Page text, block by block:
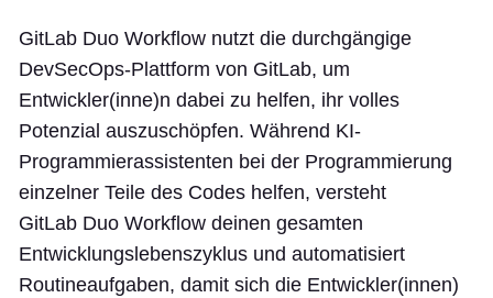
GitLab Duo Workflow nutzt die durchgängige
DevSecOps-Plattform von GitLab, um
Entwickler(inne)n dabei zu helfen, ihr volles
Potenzial auszuschöpfen. Während KI-
Programmierassistenten bei der Programmierung
einzelner Teile des Codes helfen, versteht
GitLab Duo Workflow deinen gesamten
Entwicklungslebenszyklus und automatisiert
Routineaufgaben, damit sich die Entwickler(innen)